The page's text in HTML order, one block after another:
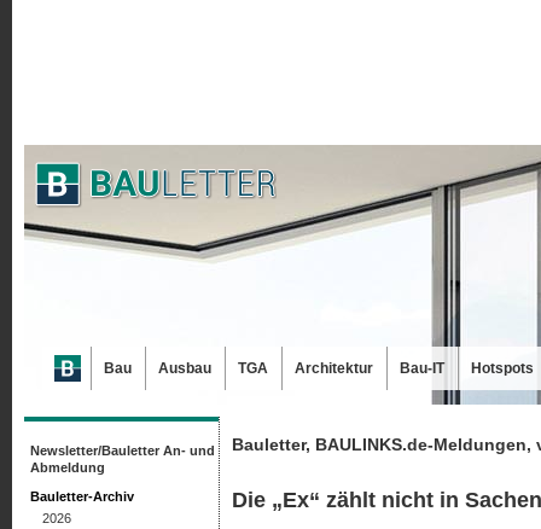
Bauletter, BAULINKS.de-Meldungen,
Die „Ex“ zählt nicht in
Newsletter/Bauletter An- und
Abmeldung
Bauletter-Archiv
2026
Bau Ausbau TGA Architektur Bau-IT Hotspots